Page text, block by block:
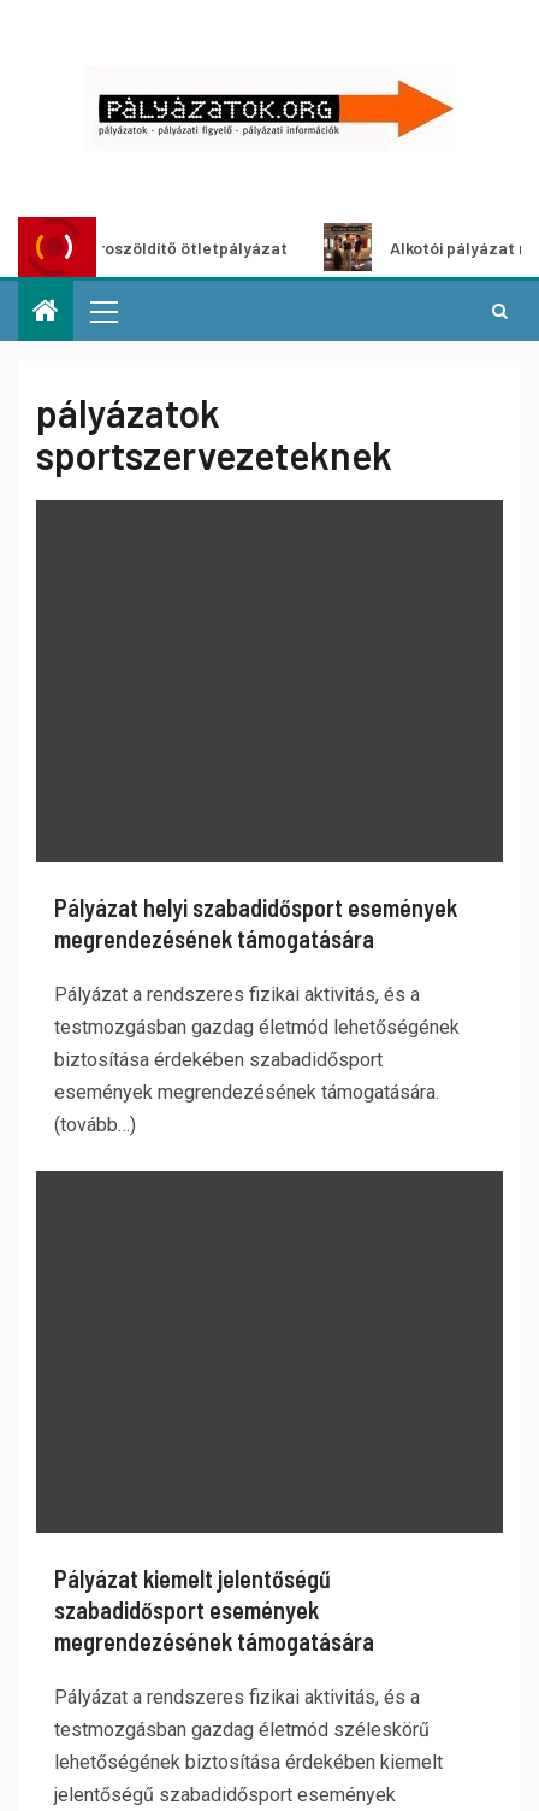
Városzöldítő ötletpályázat Alkotói pályázat
pályázatok
sportszervezeteknek
Pályázat helyi szabadidősport események
megrendezésének támogatására
Pályázat a rendszeres fizikai aktivitás, és a
testmozgásban gazdag életmód lehetőségének
biztosítása érdekében szabadidősport
események megrendezésének támogatására.
(tovább…)
Pályázat kiemelt jelentőségű
szabadidősport események
megrendezésének támogatására
Pályázat a rendszeres fizikai aktivitás, és a
testmozgásban gazdag életmód széleskörű
lehetőségének biztosítása érdekében kiemelt
jelentőségű szabadidősport események